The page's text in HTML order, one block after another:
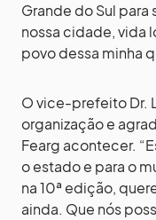
Grande do Sul para
nossa cidade, vida
povo dessa minha
O vice-prefeito Dr.
organização e
Fearg acontecer.
o estado e para o
na 10ª edição,
ainda. Que nós